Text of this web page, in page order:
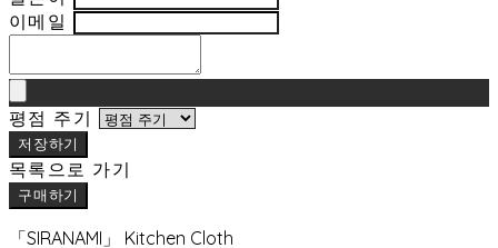
이메일
평점 주기
저장하기
목록으로 가기
구매하기
「SIRANAMI」 Kitchen Cloth